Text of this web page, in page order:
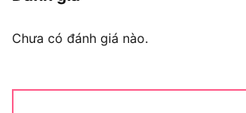
Chưa có đánh giá nào.